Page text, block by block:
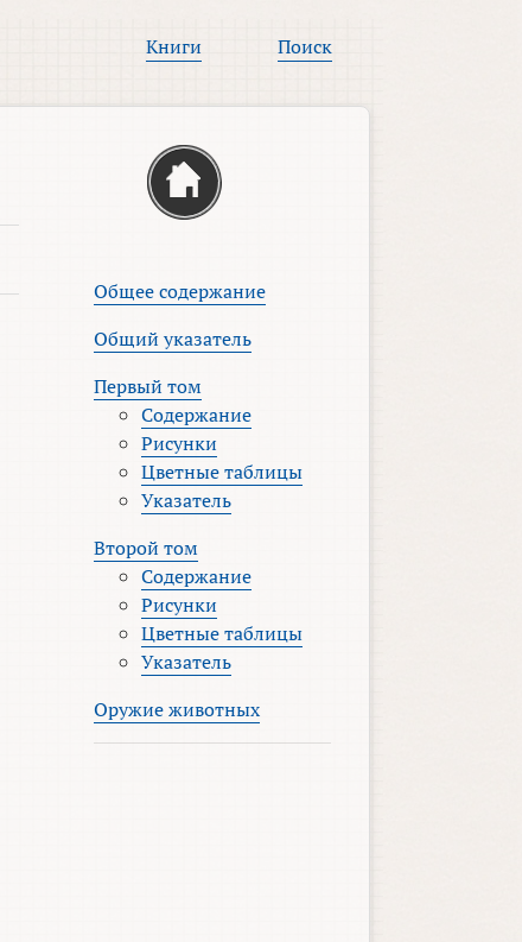
Книги Поиск
Общее содержание
Общий указатель
Первый том
Содержание
Рисунки
Цветные таблицы
Указатель
Второй том
Содержание
Рисунки
Цветные таблицы
Указатель
Оружие животных